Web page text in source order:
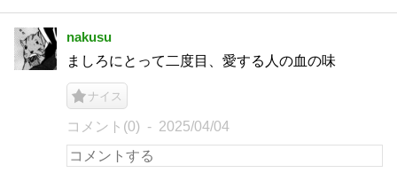
nakusu
ましろにとって二度目、愛する人の血の味
ナイス
コメント(0) 2025/04/04